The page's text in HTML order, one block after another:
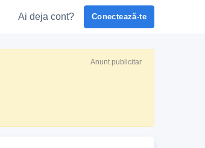
Ai deja cont? Conectează-te
Anunt publicitar